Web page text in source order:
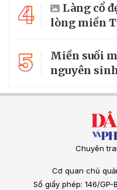
4
Làng cổ
lòng miền
5
Miền suối
nguyên
Chuyên
Cơ quan chủ
Số giấy phép: 146/